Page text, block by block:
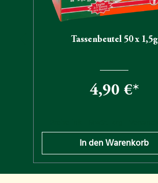
Tassenbeutel 50 x 1,5g
4,90 €*
In den Warenkorb